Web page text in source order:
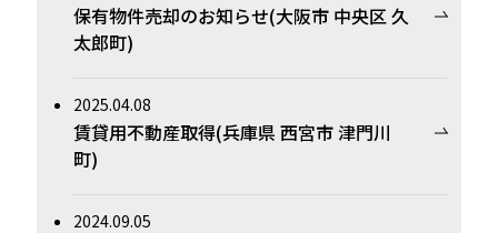
保有物件売却のお知らせ(大阪市 中央区 久
太郎町)
2025.04.08
賃貸用不動産取得(兵庫県 西宮市 津門川
町)
2024.09.05